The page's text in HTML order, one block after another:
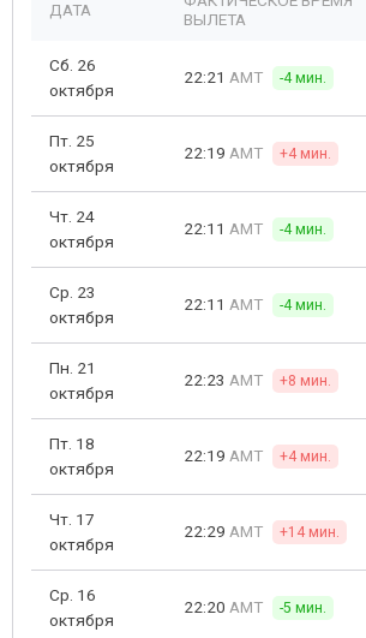
ДАТА
ВЫЛЕТА
Сб. 26
октября
22:21 AMT -4 мин.
Пт. 25
октября
22:19 AMT +4 мин.
Чт. 24
октября
22:11 AMT -4 мин.
Ср. 23
октября
22:11 AMT -4 мин.
Пн. 21
октября
22:23 AMT +8 мин.
Пт. 18
октября
22:19 AMT +4 мин.
Чт. 17
октября
22:29 AMT +14 мин.
Ср. 16
октября
22:20 AMT -5 мин.